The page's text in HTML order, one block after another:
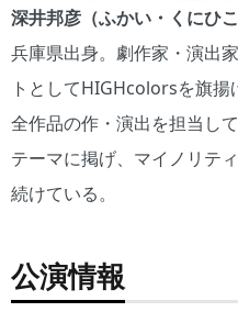
深井邦彦（ふかい・くにひこ
兵庫県出身。劇作家・演出
トとしてHIGHcolorsを旗
全作品の作・演出を担当し
テーマに掲げ、マイノリテ
続けている。
公演情報